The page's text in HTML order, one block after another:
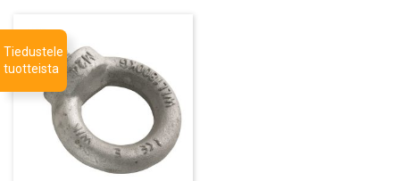
Tiedustele
tuotteista